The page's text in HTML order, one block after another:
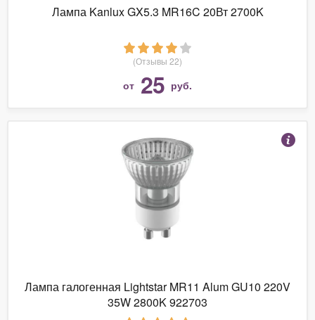
Лампа Kanlux GX5.3 MR16C 20Вт 2700K
(Отзывы 22)
от 25 руб.
Лампа галогенная Lightstar MR11 Alum GU10 220V
35W 2800K 922703